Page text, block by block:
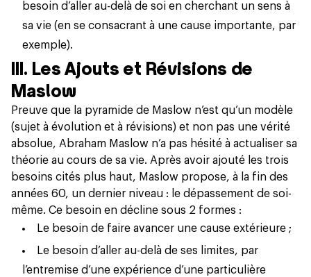
besoin d’aller au-delà de soi en cherchant un sens à
sa vie (en se consacrant à une cause importante, par
exemple).
III. Les Ajouts et Révisions de
Maslow
Preuve que la pyramide de Maslow n’est qu’un modèle
(sujet à évolution et à révisions) et non pas une vérité
absolue, Abraham Maslow n’a pas hésité à actualiser sa
théorie au cours de sa vie. Après avoir ajouté les trois
besoins cités plus haut, Maslow propose, à la fin des
années 60, un dernier niveau : le dépassement de soi-
même. Ce besoin en décline sous 2 formes :
Le besoin de faire avancer une cause extérieure ;
Le besoin d’aller au-delà de ses limites, par
l’entremise d’une expérience d’une particulière